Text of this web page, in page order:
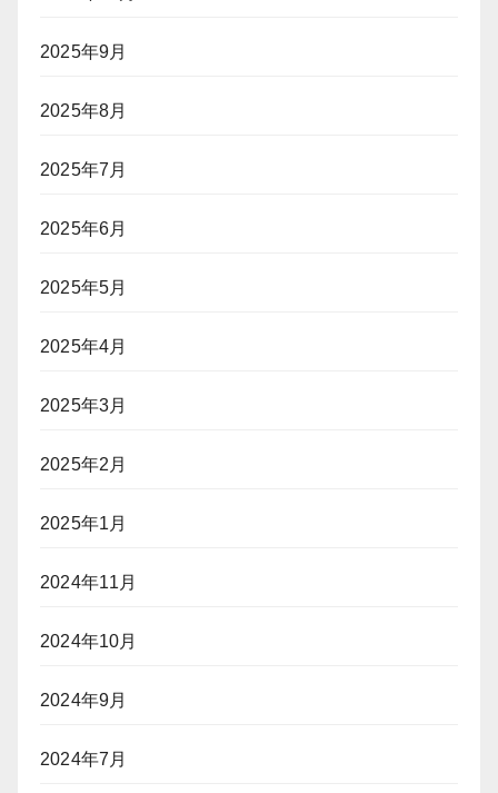
2025年9月
2025年8月
2025年7月
2025年6月
2025年5月
2025年4月
2025年3月
2025年2月
2025年1月
2024年11月
2024年10月
2024年9月
2024年7月